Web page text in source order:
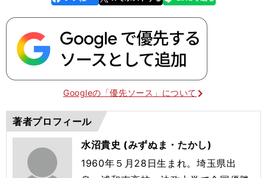
k
Googleの「優先ソース」について
著者プロフィール
水沼貴史 (みずぬま・たかし)
1960年５月28日生まれ。埼玉県出